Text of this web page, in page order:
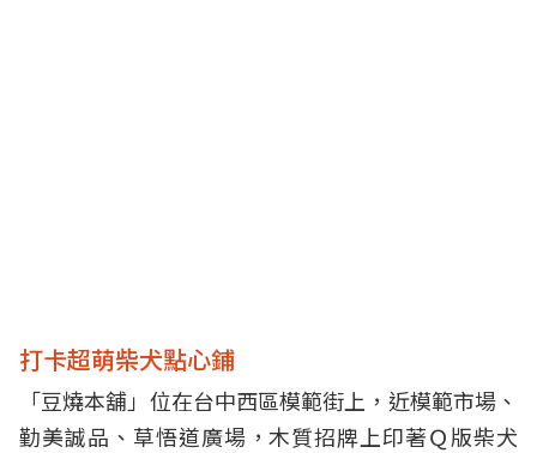
打卡超萌柴犬點心鋪
「豆燒本舖」位在台中西區模範街上，近模範市場、
勤美誠品、草悟道廣場，木質招牌上印著Ｑ版柴犬